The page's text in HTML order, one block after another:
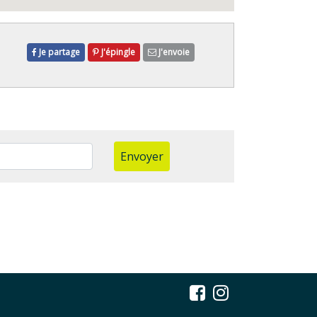
Je partage J'épingle J'envoie
Envoyer